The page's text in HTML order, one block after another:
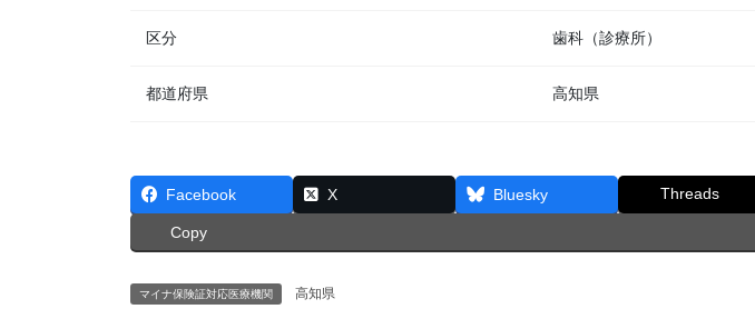
区分 歯科（診療所）
都道府県 高知県
Facebook X Bluesky Threads
Copy
マイナ保険証対応医療機関 高知県